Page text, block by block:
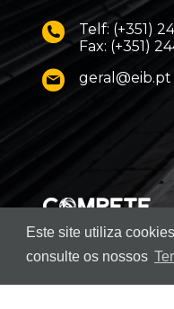
Este site utiliza
consulte os nossos
Telf: (+351)
Fax: (+351)
geral@eib.pt